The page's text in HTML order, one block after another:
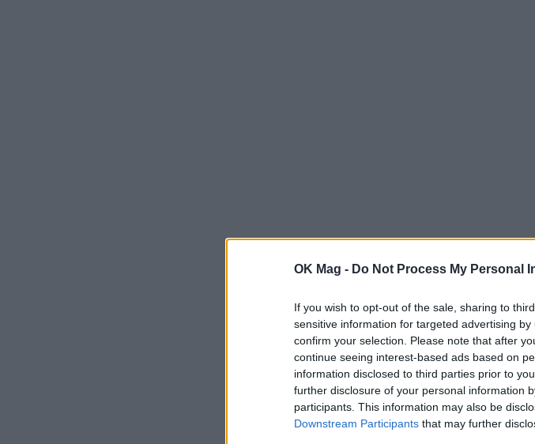
OK Mag - Do Not Process My Personal
If you wish to opt-out of the sale, sharing to
sensitive information for targeted advertising
confirm your selection. Please note that after
continue seeing interest-based ads based on
information disclosed to third parties prior to
further disclosure of your personal information
participants. This information may also be
Downstream Participants that may further